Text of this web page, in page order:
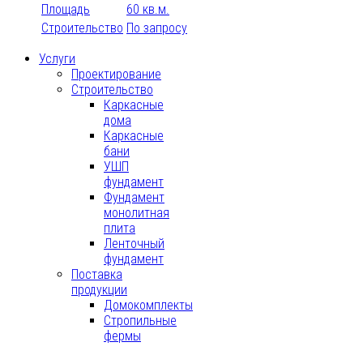
Площадь
60 кв.м.
Строительство По запросу
Услуги
Проектирование
Строительство
Каркасные
дома
Каркасные
бани
УШП
фундамент
Фундамент
монолитная
плита
Ленточный
фундамент
Поставка
продукции
Домокомплекты
Стропильные
фермы